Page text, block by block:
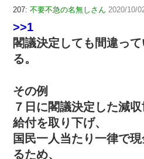
207: 不要不急の名無しさん 2020/10/
>>1
閣議決定しても間違っ
る。
その例
７日に閣議決定した減
給付を取り下げ、
国民一人当たり一律で
るため、